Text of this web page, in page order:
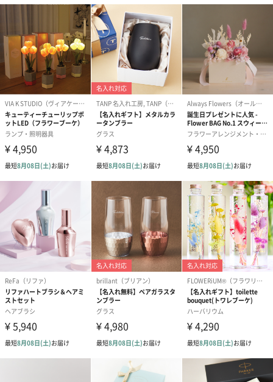
への＋αにおすすめです。
アールグレイ（HAPPY
BIRTHDAY TO YOU）
アールグレイティー
（660円）
フルーツティ
円）
スイーツ
スイーツを同梱してお届けいたします。ギフトへの＋αにおすすめ